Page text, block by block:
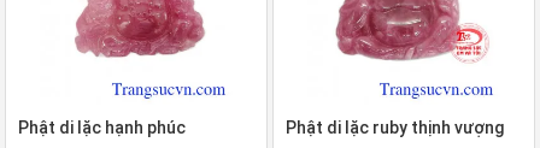
Phật di lặc hạnh phúc Phật di lặc ruby thịnh vượng